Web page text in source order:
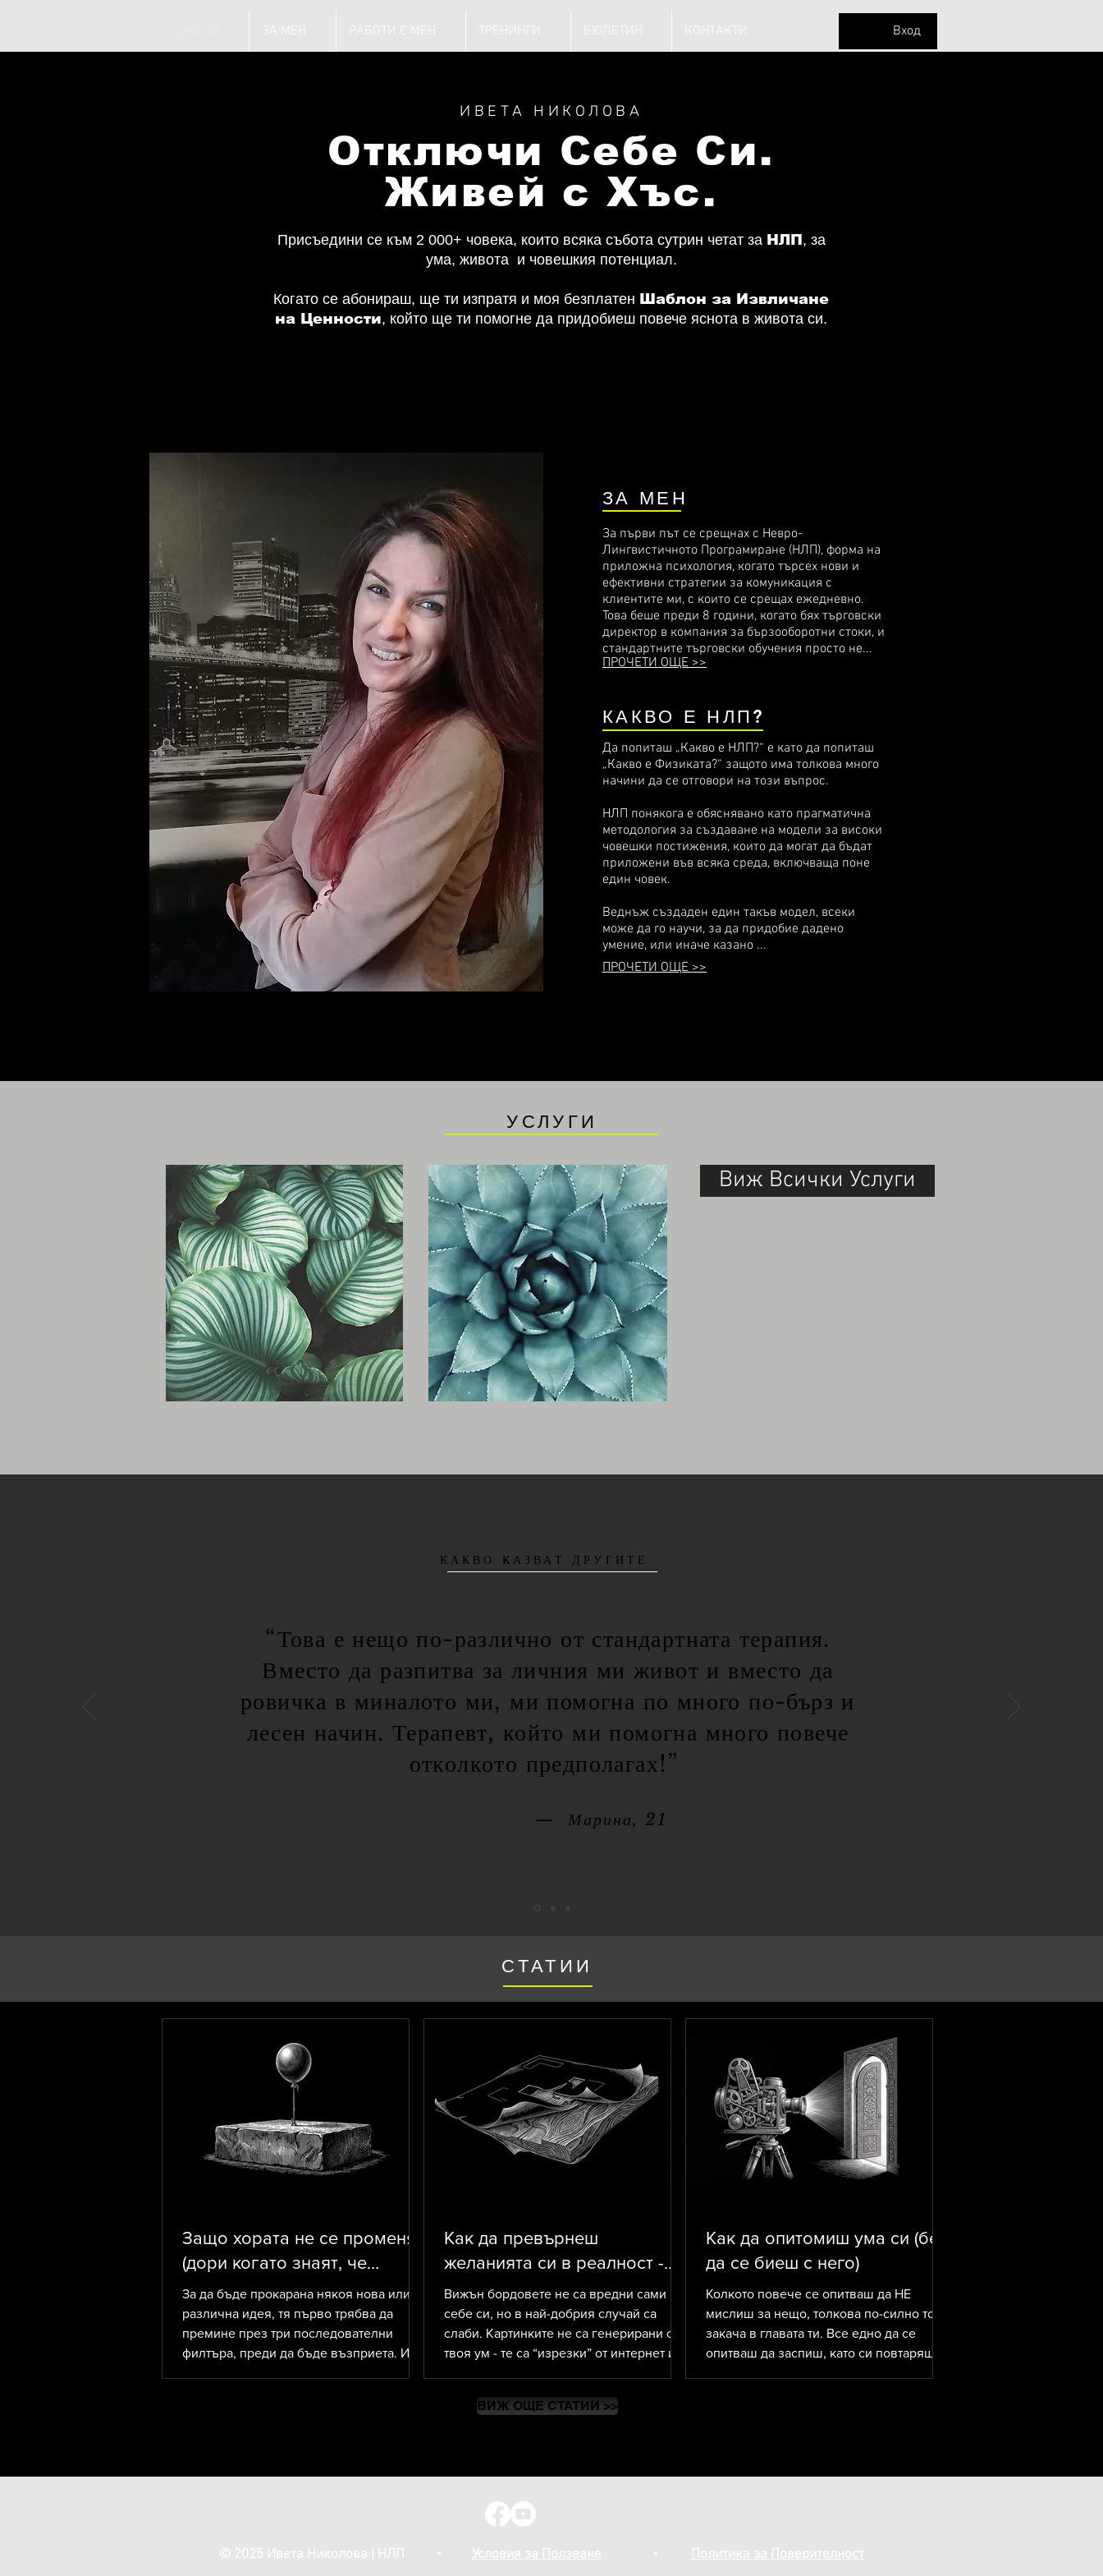
ЗА МЕН РАБОТИ С МЕН ТРЕНИНГИ БЮЛЕТИН КОНТАКТИ Вход
ИВЕТА НИКОЛОВА
Отключи Себе Си.
Живей с Хъс.
Присъедини се към 2 000+ човека, които всяка събота сутрин четат за НЛП , за
ума, живота и човешкия потенциал.
Когато се абонираш, ще ти изпратя и моя безплатен Шаблон за Извличане
на Ценности, който ще ти помогне да придобиеш повече яснота в живота си.
ЗА МЕН
За първи път се срещнах с Невро-
Лингвистичното Програмиране (НЛП), форма на
приложна психология, когато търсех нови и
ефективни стратегии за комуникация с
клиентите ми, с които се срещах ежедневно.
Това беше преди 8 години, когато бях търговски
директор в компания за бързооборотни стоки, и
стандартните търговски обучения просто не...
ПРОЧЕТИ ОЩЕ >>
КАКВО Е НЛП?
Да попиташ „Какво е НЛП?“ е като да попиташ
„Какво е Физиката?“ защото има толкова много
начини да се отговори на този въпрос.
НЛП понякога е обяснявано като прагматична
методология за създаване на модели за високи
човешки постижения, които да могат да бъдат
приложени във всяка среда, включваща поне
един човек.
Веднъж създаден един такъв модел, всеки
може да го научи, за да придобие дадено
умение, или иначе казано ...
ПРОЧЕТИ ОЩЕ >>
УСЛУГИ
Виж Всички Услуги
КАКВО КАЗВАТ ДРУГИТЕ
“Това е нещо по-различно от стандартната терапия.
Вместо да разпитва за личния ми живот и вместо да
ровичка в миналото ми, ми помогна по много по-бърз и
лесен начин. Терапевт, който ми помогна много повече
отколкото предполагах!”
— Марина, 21
СТАТИИ
Защо хората не се променят
(дори когато знаят, че
трябва)
За да бъде прокарана някоя нова или
различна идея, тя първо трябва да
премине през три последователни
филтъра, преди да бъде възприета. И
Как да превърнеш
желанията си в реалност -
без вижън борд, свещи и
Меркурий в ретроград
Вижън бордовете не са вредни сами по
себе си, но в най-добрия случай са
слаби. Картинките не са генерирани от
твоя ум - те са “изрезки” от интернет или
към тях. Стават фон. Тапет. И най-
Как да опитомиш ума си (без
да се биеш с него)
Колкото повече се опитваш да НЕ
мислиш за нещо, толкова по-силно то се
закача в главата ти. Все едно да се
опитваш да заспиш, като си повтаряш
ВИЖ ОЩЕ СТАТИИ >>
© 2025 Ивета Николова | НЛП • Условия за Ползване • Политика за Поверителност